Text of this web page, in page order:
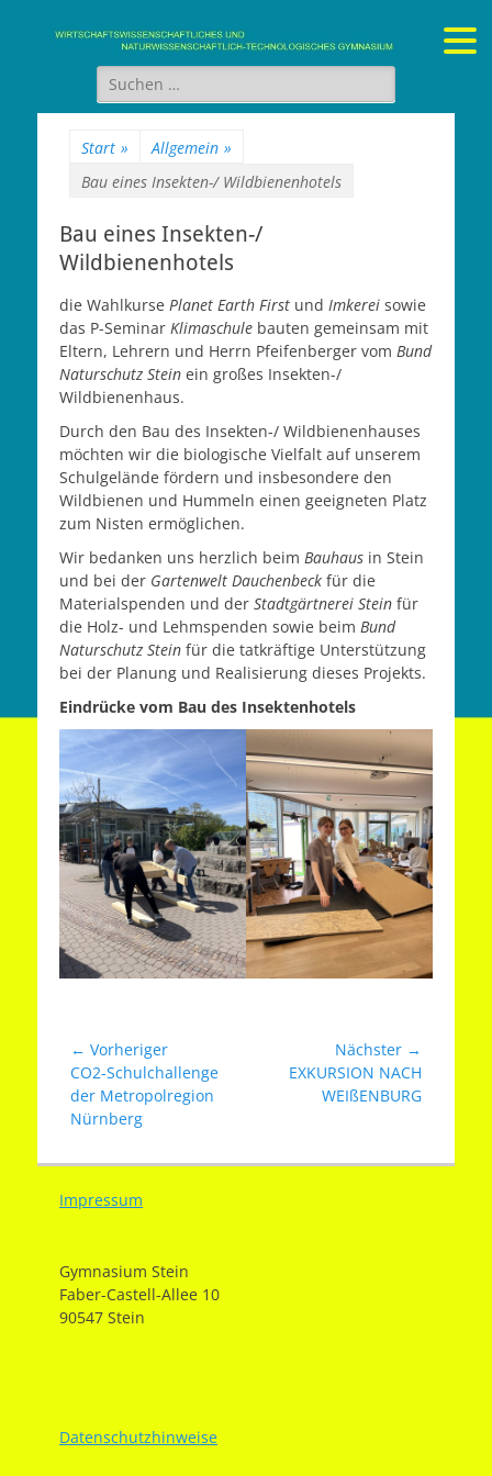
Gymnasium Stein
wirtschaftswissenschaftliches und naturwissenschaftlich-
technologisches Gymnasium
Suchen
nach:
Start » Allgemein »
Bau eines Insekten-/ Wildbienenhotels
Bau eines Insekten-/
Wildbienenhotels
die Wahlkurse Planet Earth First und Imkerei sowie
das P-Seminar Klimaschule bauten gemeinsam mit
Eltern, Lehrern und Herrn Pfeifenberger vom Bund
Naturschutz Stein ein großes Insekten-/
Wildbienenhaus.
Durch den Bau des Insekten-/ Wildbienenhauses
möchten wir die biologische Vielfalt auf unserem
Schulgelände fördern und insbesondere den
Wildbienen und Hummeln einen geeigneten Platz
zum Nisten ermöglichen.
Wir bedanken uns herzlich beim Bauhaus in Stein
und bei der Gartenwelt Dauchenbeck für die
Materialspenden und der Stadtgärtnerei Stein für
die Holz- und Lehmspenden sowie beim Bund
Naturschutz Stein für die tatkräftige Unterstützung
bei der Planung und Realisierung dieses Projekts.
Eindrücke vom Bau des Insektenhotels
Beitragsnavigation
← Vorheriger
Vorheriger
Beitrag:
CO2-Schulchallenge
der Metropolregion
Nürnberg
Nächster →
NächsterEXKURSION NACH
WEIßENBURG
Impressum
Gymnasium Stein
Faber-Castell-Allee 10
90547 Stein
Datenschutzhinweise